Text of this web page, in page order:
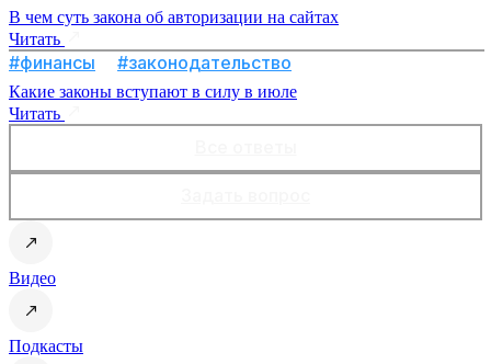
В чем суть закона об авторизации на сайтах
Читать
#финансы #законодательство
Какие законы вступают в силу в июле
Читать
Видео
Подкасты